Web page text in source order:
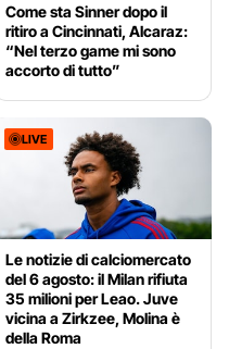
Come sta Sinner dopo il
ritiro a Cincinnati, Alcaraz:
“Nel terzo game mi sono
accorto di tutto”
LIVE
Le notizie di calciomercato
del 6 agosto: il Milan rifiuta
35 milioni per Leao. Juve
vicina a Zirkzee, Molina è
della Roma